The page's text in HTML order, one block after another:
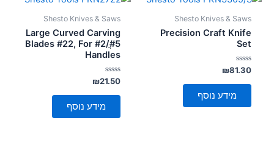
Shesto Knives & Saws
Precision Craft Knife
Set
דורג
0
מתוך
₪81.30
מידע נוסף
Shesto Knives & Saws
Large Curved Carving
Blades #22, For #2/ֳ#5
Handles
דורג
0
מתוך
₪21.50
מידע נוסף